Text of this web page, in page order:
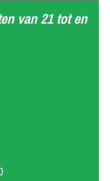
van 21 tot en